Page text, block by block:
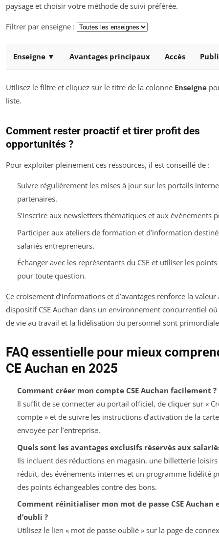
paysage et choisir votre méthode de suivi préférée.
Filtrer par enseigne :
Enseigne ▼ Avantages principaux Accès
Utilisez le filtre et cliquez sur le titre de la colonne Enseigne
liste.
Comment rester proactif et tirer profit des
opportunités ?
Pour exploiter pleinement ces ressources, il est conseillé de :
Suivre régulièrement les mises à jour sur les portails
partenaires.
S’inscrire aux newsletters thématiques et aux événements
Participer aux ateliers de formation et d’information
salariés entrepreneurs.
Échanger avec les représentants du CSE et utiliser les
pour toute question.
Ce croisement d’informations et d’avantages renforce la
dispositif CSE Auchan dans un environnement concurrentiel
de vie au travail et la fidélisation du personnel sont
FAQ essentielle pour mieux
CE Auchan en 2025
Comment créer mon compte CSE Auchan facilement ?
Il suffit de se connecter au portail officiel, de cliquer sur «
compte » et de suivre les instructions d’activation de la
envoyée par l’entreprise.
Quels sont les avantages exclusifs réservés aux
Ils incluent des réductions en magasin, une billetterie
réduit, des événements internes et un programme fidélité
des points échangeables contre des bons.
Comment réinitialiser mon mot de passe CSE Auchan
d’oubli ?
Utilisez le lien « mot de passe oublié » sur la page de